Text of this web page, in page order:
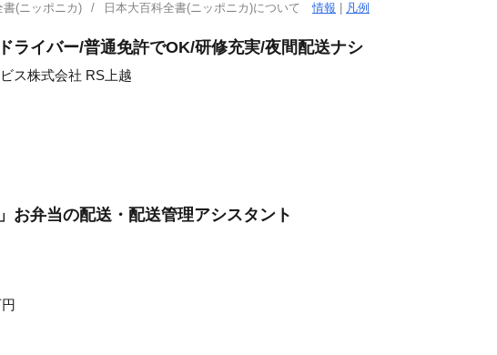
(ニッポニカ) 日本大百科全書(ニッポニカ)について情報 凡例
ライバー/普通免許でOK/研修充実/夜間配送ナシ
ス株式会社 RS上越
お弁当の配送・配送管理アシスタント